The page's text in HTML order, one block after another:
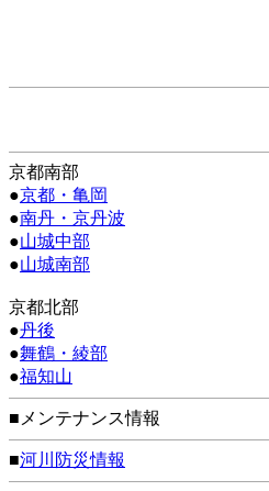
京都南部
●京都・亀岡
●南丹・京丹波
●山城中部
●山城南部
京都北部
●丹後
●舞鶴・綾部
●福知山
■メンテナンス情報
■河川防災情報